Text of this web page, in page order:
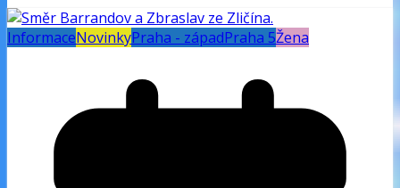
InformaceNovinkyPraha - západPraha 5Žena